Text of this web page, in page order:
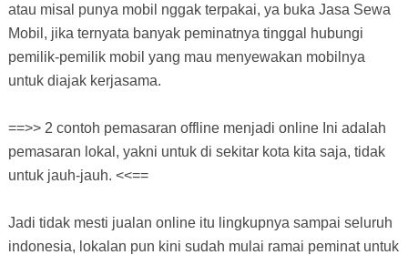
atau misal punya mobil nggak terpakai, ya buka Jasa Sewa
Mobil, jika ternyata banyak peminatnya tinggal hubungi
pemilik-pemilik mobil yang mau menyewakan mobilnya
untuk diajak kerjasama.
==>> 2 contoh pemasaran offline menjadi online Ini adalah
pemasaran lokal, yakni untuk di sekitar kota kita saja, tidak
untuk jauh-jauh. <<==
Jadi tidak mesti jualan online itu lingkupnya sampai seluruh
indonesia, lokalan pun kini sudah mulai ramai peminat untuk